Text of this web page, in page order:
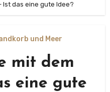
Ist das eine gute Idee?
und Meer
mit dem
eine gute